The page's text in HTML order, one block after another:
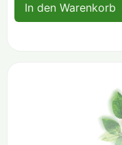
In den Warenkorb